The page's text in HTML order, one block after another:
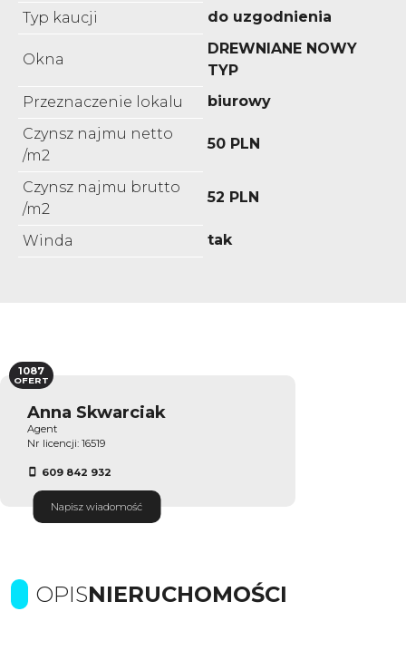
Typ kaucji
do uzgodnienia
Okna
DREWNIANE NOWY
TYP
Przeznaczenie lokalu
biurowy
Czynsz najmu netto
/m2
50 PLN
Czynsz najmu brutto
/m2
52 PLN
Winda tak
Anna Skwarciak
Agent
Nr licencji: 16519
609 842 932
Napisz wiadomość
1087
OFERT
OPISNIERUCHOMOŚCI